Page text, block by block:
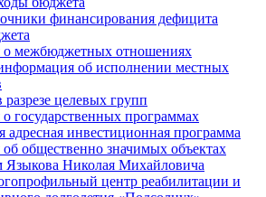
финансирования дефицита
о межбюджетных отношениях
об исполнении местных
разрезе целевых групп
государственных программах
адресная инвестиционная программа
общественно значимых объектах
Языкова Николая Михайловича
центр реабилитации и